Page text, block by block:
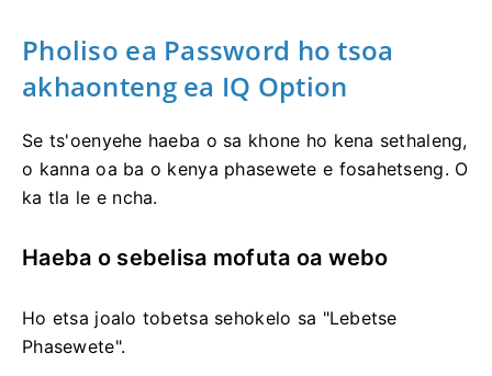
Pholiso ea Password ho tsoa
akhaonteng ea IQ Option
Se ts'oenyehe haeba o sa khone ho kena sethaleng,
o kanna oa ba o kenya phasewete e fosahetseng. O
ka tla le e ncha.
Haeba o sebelisa mofuta oa webo
Ho etsa joalo tobetsa sehokelo sa "Lebetse
Phasewete".